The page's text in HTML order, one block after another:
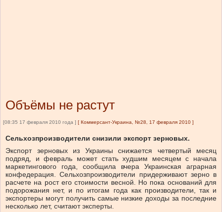
Объёмы не растут
[08:35 17 февраля 2010 года ] [ Коммерсант-Украина, №28, 17 февраля 2010 ]
Сельхозпроизводители снизили экспорт зерновых.
Экспорт зерновых из Украины снижается четвертый месяц
подряд, и февраль может стать худшим месяцем с начала
маркетингового года, сообщила вчера Украинская аграрная
конфедерация. Сельхозпроизводители придерживают зерно в
расчете на рост его стоимости весной. Но пока оснований для
подорожания нет, и по итогам года как производители, так и
экспортеры могут получить самые низкие доходы за последние
несколько лет, считают эксперты.